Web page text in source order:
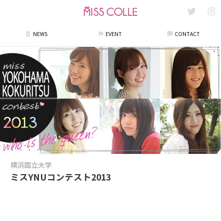
NEWS EVENT CONTACT
横浜国立大学
ミスYNUコンテスト2013